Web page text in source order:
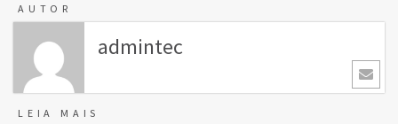
AUTOR
admintec
LEIA MAIS